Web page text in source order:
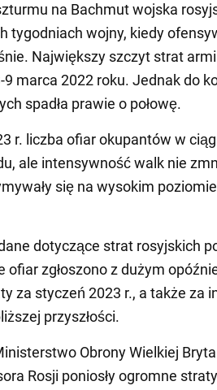
na Bachmut wojska
tygodniach wojny, kiedy
Największy szczyt strat
marca 2022 roku. Jednak do
spadła prawie o połowę.
r. liczba ofiar okupantów w
ale intensywność walk nie
się na wysokim
dotyczące strat rosyjskich
ofiar zgłoszono z dużym
za styczeń 2023 r., a także za
przyszłości.
Obrony Wielkiej
Rosji poniosły ogromne